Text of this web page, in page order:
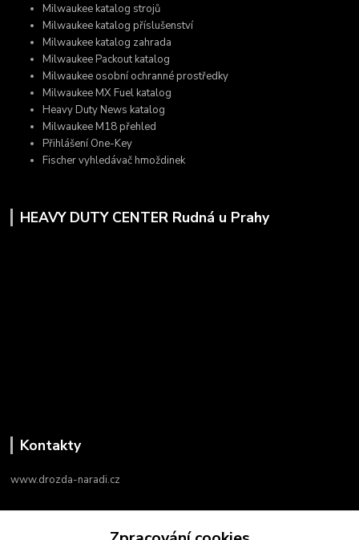
Milwaukee katalog strojů
Milwaukee katalog příslušenství
Milwaukee katalog zahrada
Milwaukee Packout katalog
Milwaukee osobní ochranné prostředky
Milwaukee MX Fuel katalog
Heavy Duty News katalog
Milwaukee M18 přehled
Přihlášení One-Key
Fischer vyhledávač hmoždinek
HEAVY DUTY CENTER Rudná u Prahy
Kontakty
www.drozda-naradi.cz